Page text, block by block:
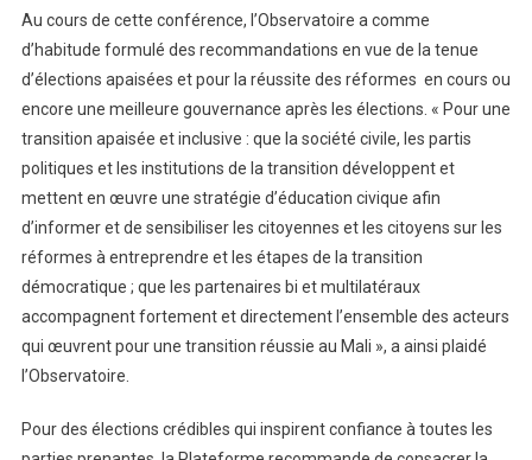
Au cours de cette conférence, l’Observatoire a comme
d’habitude formulé des recommandations en vue de la tenue
d’élections apaisées et pour la réussite des réformes en cours ou
encore une meilleure gouvernance après les élections. « Pour une
transition apaisée et inclusive : que la société civile, les partis
politiques et les institutions de la transition développent et
mettent en œuvre une stratégie d’éducation civique afin
d’informer et de sensibiliser les citoyennes et les citoyens sur les
réformes à entreprendre et les étapes de la transition
démocratique ; que les partenaires bi et multilatéraux
accompagnent fortement et directement l’ensemble des acteurs
qui œuvrent pour une transition réussie au Mali », a ainsi plaidé
l’Observatoire.
Pour des élections crédibles qui inspirent confiance à toutes les